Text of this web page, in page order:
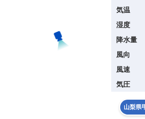
気温
湿度
降水量
風向
風速
気圧
山梨県